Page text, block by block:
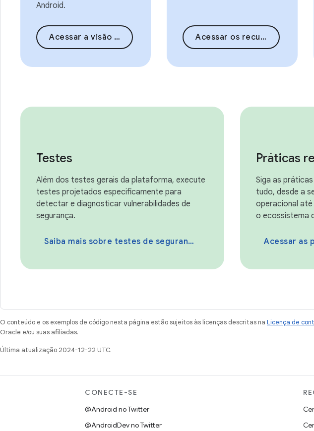
Android.
Acessar a visão geral de segurança Acessar os recursos de segurança
Testes
Além dos testes gerais da plataforma, execute
testes projetados especificamente para
detectar e diagnosticar vulnerabilidades de
segurança.
Saiba mais sobre testes de segurança
Práticas
Siga as
tudo, desde a
operacional
o ecossistema
Acessar as
O conteúdo e os exemplos de código nesta página estão sujeitos às licenças descritas na Licença de
Oracle e/ou suas afiliadas.
Última atualização 2024-12-22 UTC.
CONECTE-SE
@Android no Twitter
@AndroidDev no Twitter